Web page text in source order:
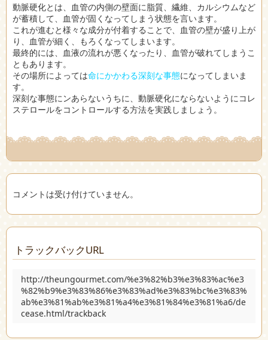
動脈硬化とは、血管の内側の壁面に脂質、繊維、カルシウムなど
が蓄積して、血管が固くなってしまう状態を言います。
これが進むと様々な成分が付着することで、血管の壁が盛り上が
り、血管が細く、もろくなってしまいます。
最終的には、血液の流れが悪くなったり、血管が破れてしまうこ
ともあります。
その場所によっては命にかかわる深刻な事態になってしまいま
す。
深刻な事態にンあらないうちに、動脈硬化にならないようにコレ
ステロールをコントロールする方法を実践しましょう。
コメントは受け付けていません。
トラックバックURL
http://theungourmet.com/%e3%82%b3%e3%83%ac%e3
%82%b9%e3%83%86%e3%83%ad%e3%83%bc%e3%83%
ab%e3%81%ab%e3%81%a4%e3%81%84%e3%81%a6/de
cease.html/trackback